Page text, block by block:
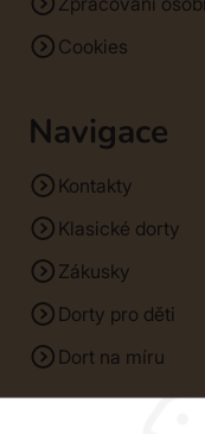
Cookies
Navigace
Kontakty
Klasické dorty
Zákusky
Dorty pro děti
Dort na míru